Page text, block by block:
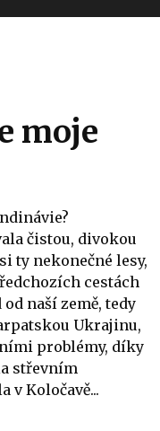
moje
čistou, divokou
ty nekonečné lesy,
cestách
naší země, tedy
Ukrajinu,
problémy, díky
střevním
v Koločavě...